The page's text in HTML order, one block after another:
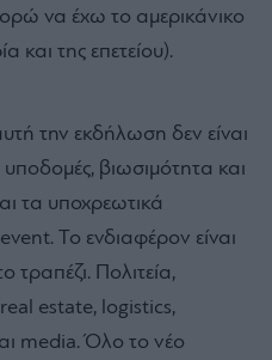
να έχω το αμερικάνικο
και της επετείου).
την εκδήλωση δεν είναι
υποδομές, βιωσιμότητα και
τα υποχρεωτικά
Το ενδιαφέρον είναι
τραπέζι. Πολιτεία,
estate, logistics,
media. Όλο το νέο